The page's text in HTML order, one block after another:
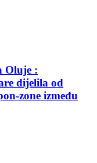
Oluje :
dijelila od
zone između